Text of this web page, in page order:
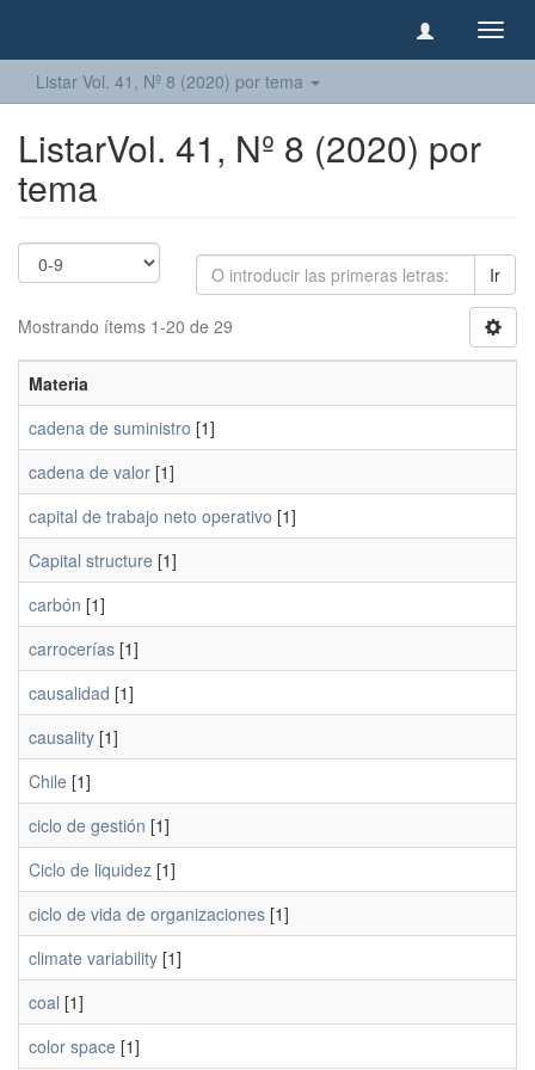
Listar Vol. 41, Nº 8 (2020) por tema
ListarVol. 41, Nº 8 (2020) por
tema
Ir
Mostrando ítems 1-20 de 29
Materia
cadena de suministro [1]
cadena de valor [1]
capital de trabajo neto operativo [1]
Capital structure [1]
carbón [1]
carrocerías [1]
causalidad [1]
causality [1]
Chile [1]
ciclo de gestión [1]
Ciclo de liquidez [1]
ciclo de vida de organizaciones [1]
climate variability [1]
coal [1]
color space [1]